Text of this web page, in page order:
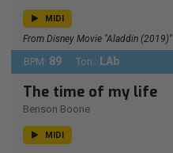
MIDI
From Disney Movie "Aladdin (2019)"
BPM: 89 Ton.: LAb
The time of my life
Benson Boone
MIDI